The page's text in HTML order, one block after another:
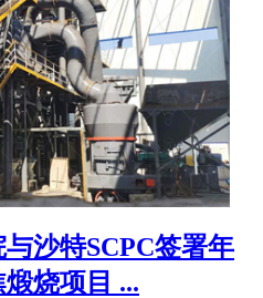
沙特SCPC签署年
烧项目 ...